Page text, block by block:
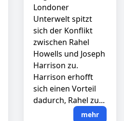
Londoner
Unterwelt spitzt
sich der Konflikt
zwischen Rahel
Howells und Joseph
Harrison zu.
Harrison erhofft
sich einen Vorteil
dadurch, Rahel zu...
mehr